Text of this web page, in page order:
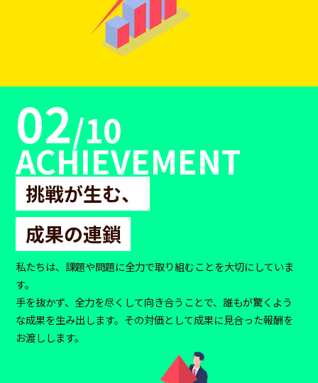
02/10
ACHIEVEMENT
挑戦が生む、
成果の連鎖
私たちは、課題や問題に全力で取り組むことを大切にしていま
す。
手を抜かず、全力を尽くして向き合うことで、誰もが驚くよう
な成果を生み出します。その対価として成果に見合った報酬を
お渡しします。